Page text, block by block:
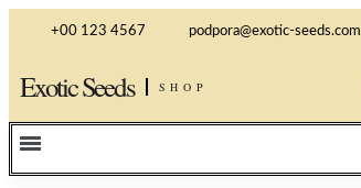
+00 123 4567 podpora@exotic-seeds.com
Exotic Seeds SHOP